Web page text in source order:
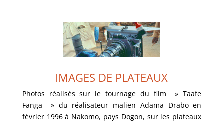
IMAGES DE PLATEAUX
Photos réalisés sur le tournage du film » Taafe
Fanga » du réalisateur malien Adama Drabo en
février 1996 à Nakomo, pays Dogon, sur les plateaux
IMAGES DE PLATEAUX
VOIR LA GALERIE